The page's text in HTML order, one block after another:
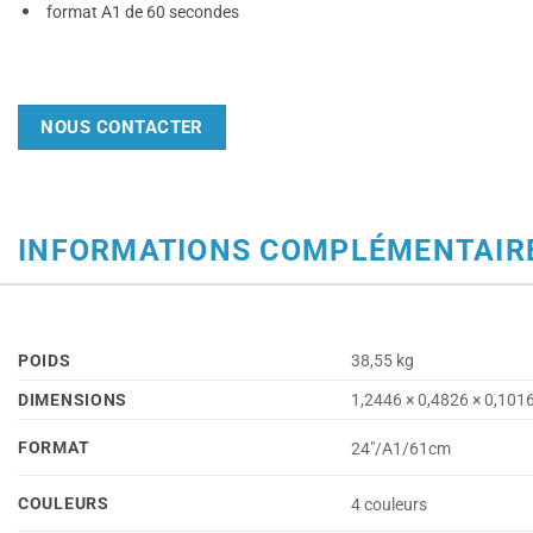
format A1 de 60 secondes
NOUS CONTACTER
INFORMATIONS
POIDS 38,55 kg
DIMENSIONS 1,2446 × 0,4826 ×
FORMAT 24"/A1/61cm
COULEURS 4 couleurs